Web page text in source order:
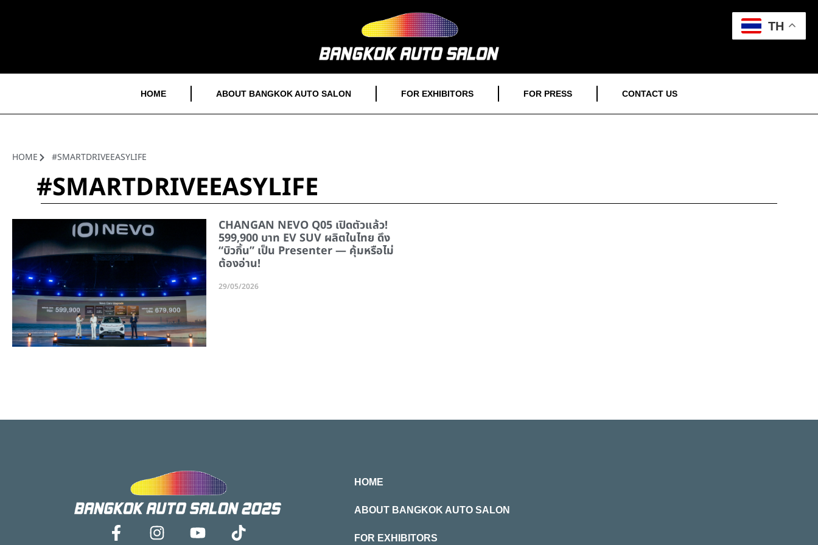
HOME ABOUT BANGKOK AUTO SALON FOR EXHIBITORS FOR PRESS CONTACT US
HOME #SMARTDRIVEEASYLIFE
#SMARTDRIVEEASYLIFE
CHANGAN NEVO Q05 เปิดตัวแล้ว!
599,900 บาท EV SUV ผลิตในไทย ดึง
“บิวกิ้น” เป็น Presenter — คุ้มหรือไม่
ต้องอ่าน!
29/05/2026
HOME
ABOUT BANGKOK AUTO SALON
FOR EXHIBITORS
TH